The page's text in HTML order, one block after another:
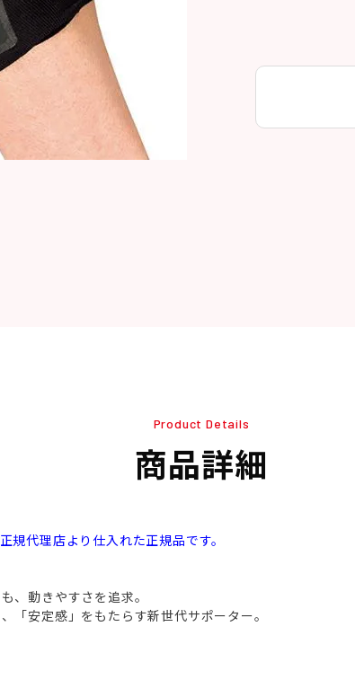
Product Details
商品詳細
代理店より仕入れた正規品です。
、動きやすさを追求。
「安定感」をもたらす新世代サポーター。